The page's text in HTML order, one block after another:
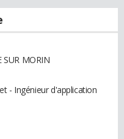
MORIN
- Ingénieur d'application